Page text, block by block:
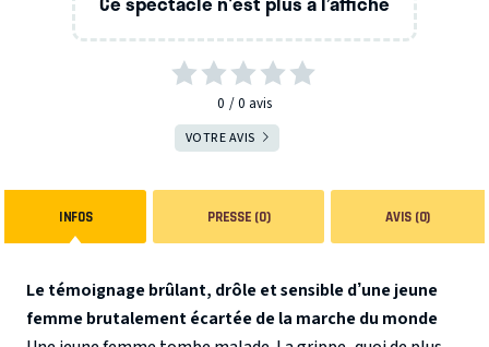
0 0 avis
VOTRE AVIS
INFOS PRESSE (0) AVIS (0)
Le témoignage brûlant, drôle et sensible d’une jeune
femme brutalement écartée de la marche du monde